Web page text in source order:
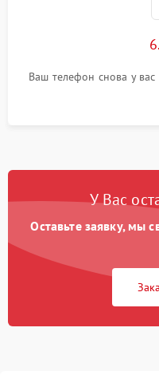
Ваш телефон снова у
У Вас
Оставьте заявку, мы